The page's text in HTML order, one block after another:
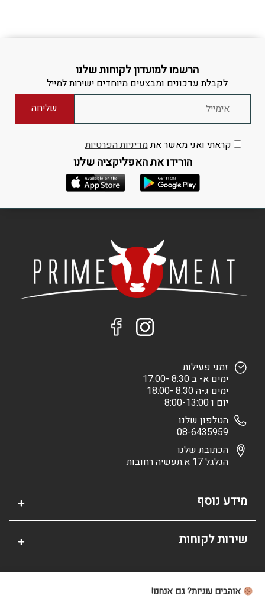
הרשמו למועדון לקוחות שלנו
לקבלת עדכונים ומבצעים מיוחדים ישירות למייל
קראתי ואני מאשר אתמדיניות הפרטיות
הורידו את האפליקציה שלנו
זמני פעילות
ימים א- ב 8:30 -17:00
ימים ג-ה 8:30 -18:00
יום ו 8:00-13:00
הטלפון שלנו
08-6435959
הכתובת שלנו
הגלגל 17 א.תעשיה רחובות
מידע נוסף
שירות לקוחות
אזור אישי
אוהבים עוגיות? גם אנחנו!